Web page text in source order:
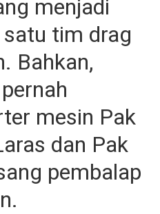
menjadi
tim drag
Bahkan,
mesin Pak
dan Pak
pembalap